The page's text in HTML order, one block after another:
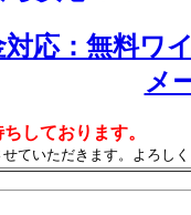
対応：無料ワ
メ
しております。
ていただきます。よろし